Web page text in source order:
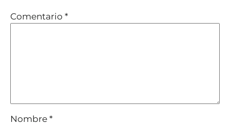
Comentario *
Nombre *